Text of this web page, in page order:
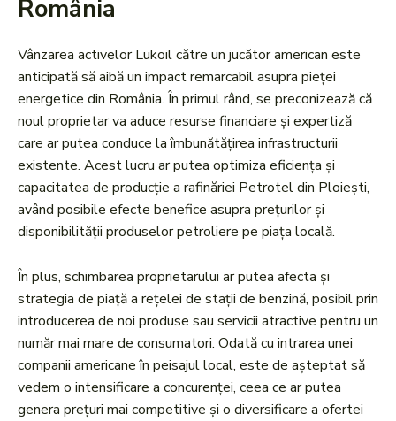
România
Vânzarea activelor Lukoil către un jucător american este
anticipată să aibă un impact remarcabil asupra pieței
energetice din România. În primul rând, se preconizează că
noul proprietar va aduce resurse financiare și expertiză
care ar putea conduce la îmbunătățirea infrastructurii
existente. Acest lucru ar putea optimiza eficiența și
capacitatea de producție a rafinăriei Petrotel din Ploiești,
având posibile efecte benefice asupra prețurilor și
disponibilității produselor petroliere pe piața locală.
În plus, schimbarea proprietarului ar putea afecta și
strategia de piață a rețelei de stații de benzină, posibil prin
introducerea de noi produse sau servicii atractive pentru un
număr mai mare de consumatori. Odată cu intrarea unei
companii americane în peisajul local, este de așteptat să
vedem o intensificare a concurenței, ceea ce ar putea
genera prețuri mai competitive și o diversificare a ofertei